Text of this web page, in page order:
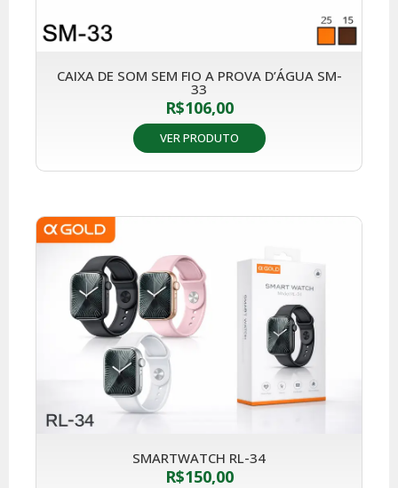
CAIXA DE SOM SEM FIO A PROVA D’ÁGUA SM-
33
R$106,00
VER PRODUTO
SMARTWATCH RL-34
R$150,00